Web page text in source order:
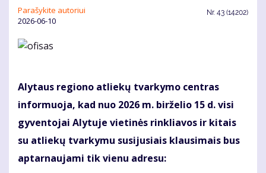
Parašykite autoriui
2026-06-10
Nr. 43 (14202)
Alytaus regiono atliekų tvarkymo centras
informuoja, kad nuo 2026 m. birželio 15 d. visi
gyventojai Alytuje vietinės rinkliavos ir kitais
su atliekų tvarkymu susijusiais klausimais bus
aptarnaujami tik vienu adresu: